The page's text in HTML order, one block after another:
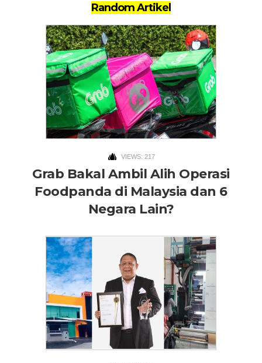
Random Artikel
VIEWS: 217
Grab Bakal Ambil Alih Operasi
Foodpanda di Malaysia dan 6
Negara Lain?